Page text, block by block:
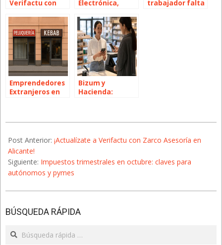
Verifactu con
en Alicante!
Electrónica,
Subvenciones
trabajador falta
Emprendedores
Extranjeros en
Bizum y
Hacienda:
09-
27
Post Anterior: ¡Actualízate a Verifactu con Zarco Asesoría en
Alicante!
Siguiente: Impuestos trimestrales en octubre: claves para
autónomos y pymes
BÚSQUEDA RÁPIDA
Search